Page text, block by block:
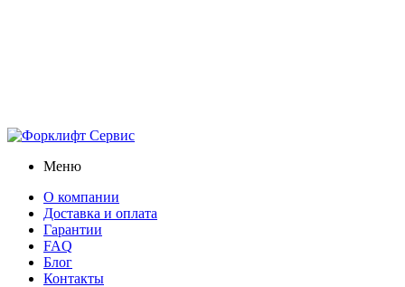
Меню
О компании
Доставка и оплата
Гарантии
FAQ
Блог
Контакты